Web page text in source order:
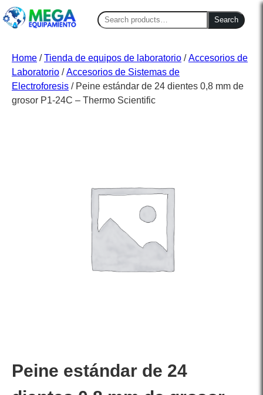
Search
for:
Search
Home /Tienda de equipos de laboratorio /Accesorios de
Laboratorio /Accesorios de Sistemas de
Electroforesis / Peine estándar de 24 dientes 0,8 mm de
grosor P1-24C – Thermo Scientific
Peine estándar de 24